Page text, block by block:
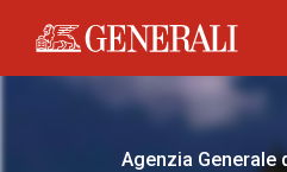
Generali logo
Agenzia Generale